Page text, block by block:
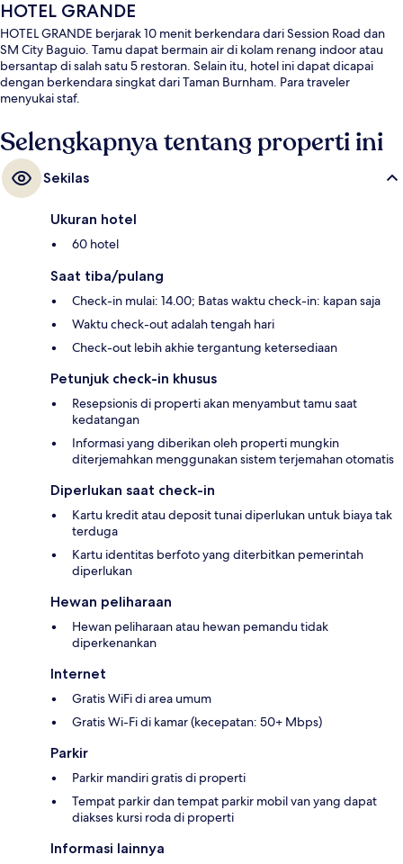
HOTEL GRANDE
HOTEL GRANDE berjarak 10 menit berkendara dari Session Road dan
SM City Baguio. Tamu dapat bermain air di kolam renang indoor atau
bersantap di salah satu 5 restoran. Selain itu, hotel ini dapat dicapai
dengan berkendara singkat dari Taman Burnham. Para traveler
menyukai staf.
Selengkapnya tentang properti ini
Sekilas
Ukuran hotel
60 hotel
Saat tiba/pulang
Check-in mulai: 14.00; Batas waktu check-in: kapan saja
Waktu check-out adalah tengah hari
Check-out lebih akhie tergantung ketersediaan
Petunjuk check-in khusus
Resepsionis di properti akan menyambut tamu saat
kedatangan
Informasi yang diberikan oleh properti mungkin
diterjemahkan menggunakan sistem terjemahan otomatis
Diperlukan saat check-in
Kartu kredit atau deposit tunai diperlukan untuk biaya tak
terduga
Kartu identitas berfoto yang diterbitkan pemerintah
diperlukan
Hewan peliharaan
Hewan peliharaan atau hewan pemandu tidak
diperkenankan
Internet
Gratis WiFi di area umum
Gratis Wi-Fi di kamar (kecepatan: 50+ Mbps)
Parkir
Parkir mandiri gratis di properti
Tempat parkir dan tempat parkir mobil van yang dapat
diakses kursi roda di properti
Informasi lainnya